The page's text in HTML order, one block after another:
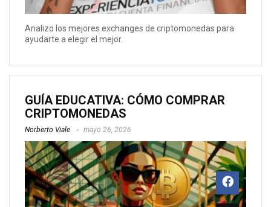
Analizo los mejores exchanges de criptomonedas para
ayudarte a elegir el mejor.
GUÍA EDUCATIVA: CÓMO COMPRAR
CRIPTOMONEDAS
Norberto Viale mayo 26, 2026